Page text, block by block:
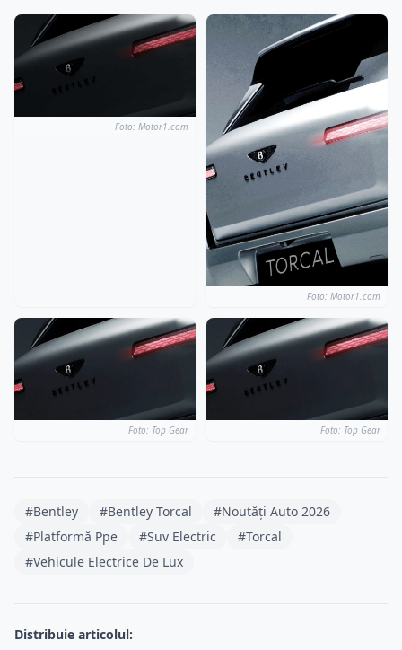
Foto: Motor1.com
Foto: Motor1.com
Foto: Top Gear Foto: Top Gear
#Bentley #Bentley Torcal
#Noutăți Auto 2026
#Platformă Ppe
#Suv Electric
#Torcal
#Vehicule Electrice De Lux
Distribuie articolul: